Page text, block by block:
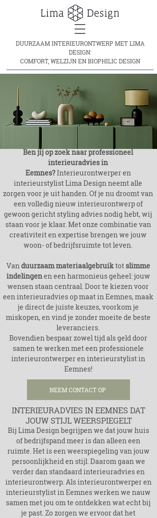
DUURZAAM INTERIEURONTWERP MET LIMA
DESIGN:
COMFORT, WELZIJN EN BIOPHILIC DESIGN
Ben jij op zoek naar professioneel
interieuradvies in
Eemnes?Interieurontwerper en
interieurstylist Lima Design neemt alle
zorgen voor je uit handen. Of je nu droomt van
een volledig nieuw interieurontwerp of
gewoon gericht styling advies nodig hebt, wij
staan voor je klaar. Met onze combinatie van
creativiteit en expertise brengen we jouw
woon- of bedrijfsruimte tot leven.
Vanduurzaam materiaalgebruiktot slimme
indelingenen een harmonieus geheel: jouw
wensen staan centraal. Door te kiezen voor
een interieuradvies op maat in Eemnes, maak
je direct de juiste keuzes, voorkom je
miskopen, en vind je zonder moeite de beste
leveranciers.
Bovendien bespaar zowel tijd als geld door
samen te werken met een professionele
interieurontwerper en interieurstylist in
Eemnes!
NEEM CONTACT OP
INTERIEURADVIES IN EEMNES DAT
JOUW STIJL WEERSPIEGELT
Bij Lima Design begrijpen we dat jouw huis
of bedrijfspand meer is dan alleen een
ruimte. Het is een weerspiegeling van jouw
persoonlijkheid en stijl. Daarom gaan we
verder dan standaard interieuradvies en
interieurontwerp. Als interieurontwerper en
interieurstylist inEemneswerken we nauw
samen met jou om te ontdekken wat echt bij
je past. Zo zorgen we ervoor dat het